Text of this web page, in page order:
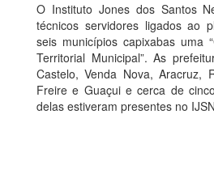
O Instituto Jones dos Santos
técnicos servidores ligados ao
seis municípios capixabas uma
Territorial Municipal”. As
Castelo, Venda Nova, Aracruz,
Freire e Guaçui e cerca de
delas estiveram presentes no